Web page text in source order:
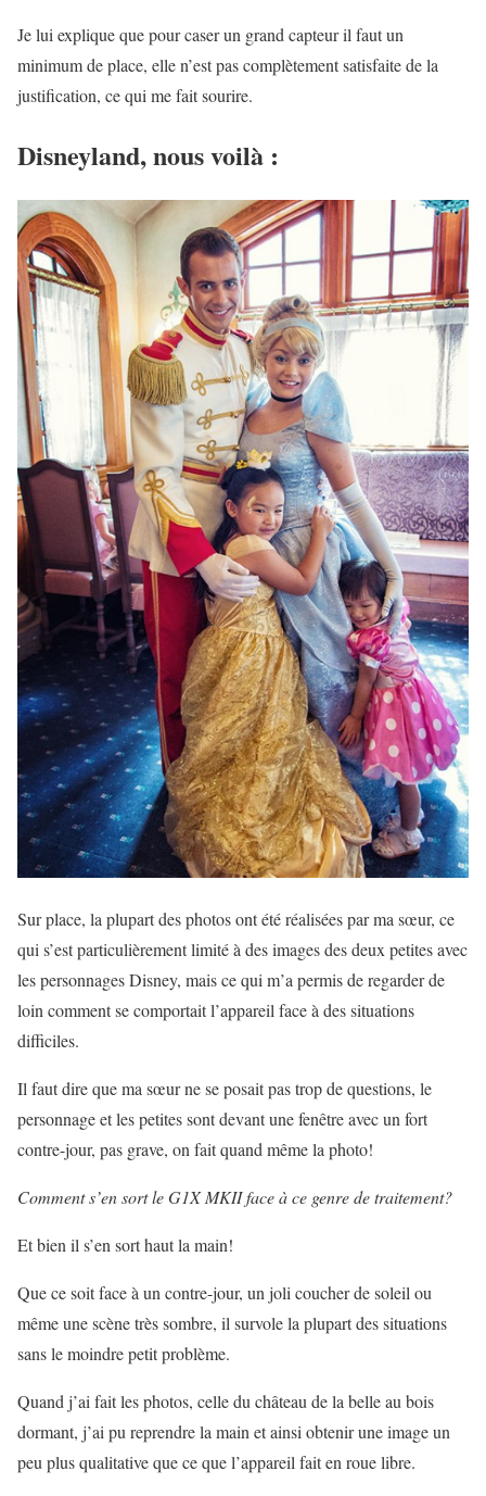
Je lui explique que pour caser un grand capteur il faut un
minimum de place, elle n’est pas complètement satisfaite de la
justification, ce qui me fait sourire.
Disneyland, nous voilà :
Sur place, la plupart des photos ont été réalisées par ma sœur, ce
qui s’est particulièrement limité à des images des deux petites avec
les personnages Disney, mais ce qui m’a permis de regarder de
loin comment se comportait l’appareil face à des situations
difficiles.
Il faut dire que ma sœur ne se posait pas trop de questions, le
personnage et les petites sont devant une fenêtre avec un fort
contre-jour, pas grave, on fait quand même la photo!
Comment s’en sort le G1X MKII face à ce genre de traitement?
Et bien il s’en sort haut la main!
Que ce soit face à un contre-jour, un joli coucher de soleil ou
même une scène très sombre, il survole la plupart des situations
sans le moindre petit problème.
Quand j’ai fait les photos, celle du château de la belle au bois
dormant, j’ai pu reprendre la main et ainsi obtenir une image un
peu plus qualitative que ce que l’appareil fait en roue libre.